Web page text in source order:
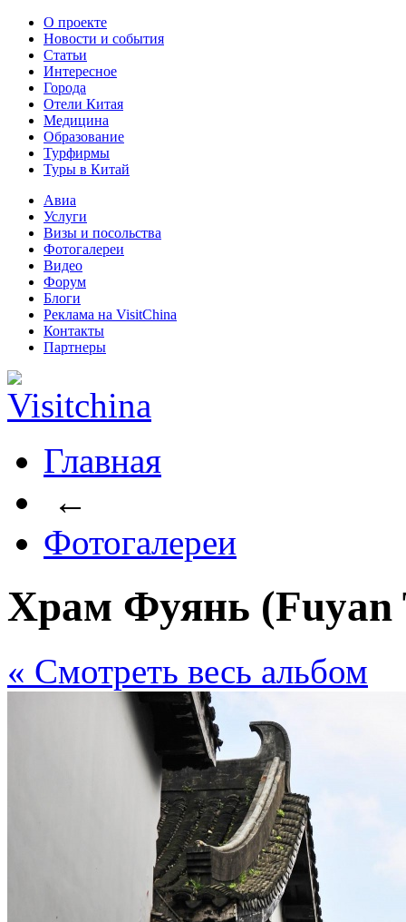
О проекте
Новости и события
Статьи
Интересное
Города
Отели Китая
Медицина
Образование
Турфирмы
Туры в Китай
Авиа
Услуги
Визы и посольства
Фотогалереи
Видео
Форум
Блоги
Реклама на VisitChina
Контакты
Партнеры
Главная
←
Фотогалереи
Храм Фуянь (Fuyan
« Cмотреть весь альбом